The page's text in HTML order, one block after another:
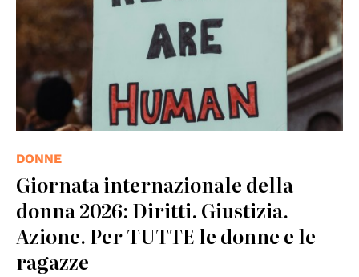
DONNE
Giornata internazionale della
donna 2026: Diritti. Giustizia.
Azione. Per TUTTE le donne e le
ragazze